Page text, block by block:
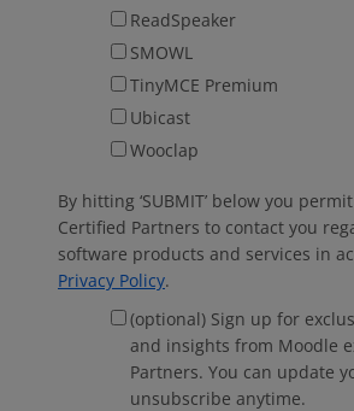
ReadSpeaker
SMOWL
TinyMCE Premium
Ubicast
Wooclap
By hitting ‘SUBMIT’ below you
Certified Partners to contact you
software products and services in
Privacy Policy.
(optional) Sign up for
and insights from Moodle
Partners. You can update
unsubscribe anytime.